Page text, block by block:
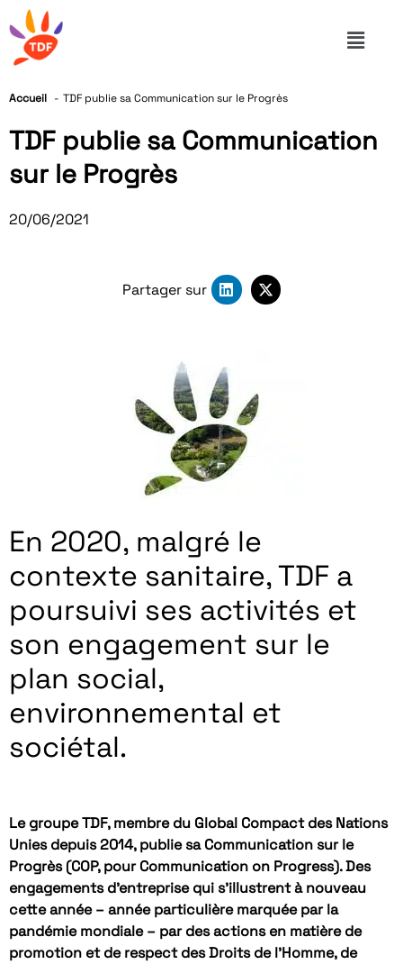
Accueil TDF publie sa Communication sur le Progrès
TDF publie sa Communication
sur le Progrès
20/06/2021
Partager sur
En 2020, malgré le
contexte sanitaire, TDF a
poursuivi ses activités et
son engagement sur le
plan social,
environnemental et
sociétal.
Le groupe TDF, membre du Global Compact des Nations
Unies depuis 2014, publie sa Communication sur le
Progrès (COP, pour Communication on Progress). Des
engagements d’entreprise qui s’illustrent à nouveau
cette année – année particulière marquée par la
pandémie mondiale – par des actions en matière de
promotion et de respect des Droits de l’Homme, de